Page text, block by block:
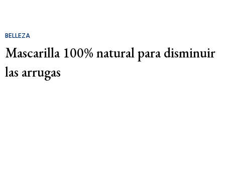
BELLEZA
Mascarilla 100% natural para disminuir
las arrugas